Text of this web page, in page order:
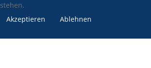
stehen.
Akzeptieren
Ablehnen